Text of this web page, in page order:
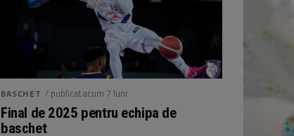
BASCHET / publicat acum 7 luni
Final de 2025 pentru echipa de
baschet